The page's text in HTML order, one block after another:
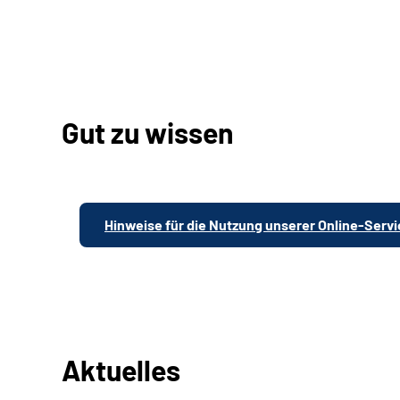
Gut zu wissen
Hinweise für die Nutzung unserer Online-
Aktuelles